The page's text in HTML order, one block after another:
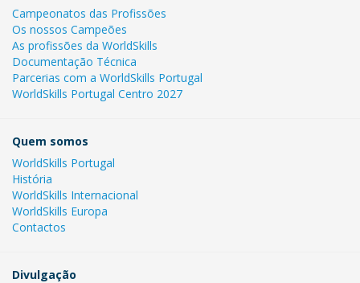
Campeonatos das Profissões
Os nossos Campeões
As profissões da WorldSkills
Documentação Técnica
Parcerias com a WorldSkills Portugal
WorldSkills Portugal Centro 2027
Quem somos
WorldSkills Portugal
História
WorldSkills Internacional
WorldSkills Europa
Contactos
Divulgação